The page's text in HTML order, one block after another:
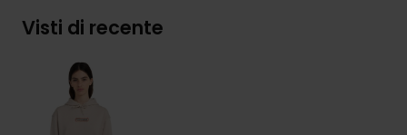
Visti di recente